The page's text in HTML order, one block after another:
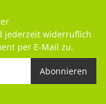
jederzeit widerruflich
per E-Mail zu.
Abonnieren